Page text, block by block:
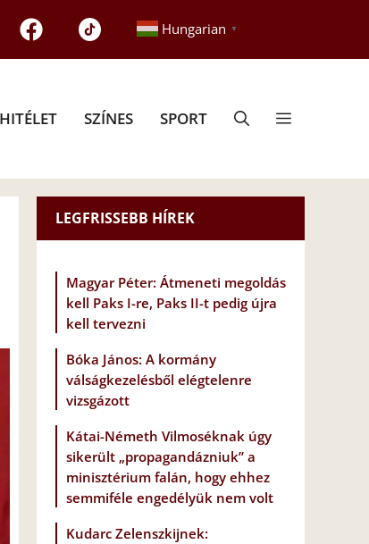
Hungarian ▼
HITÉLET SZÍNES SPORT
LEGFRISSEBB HÍREK
Magyar Péter: Átmeneti megoldás
kell Paks I-re, Paks II-t pedig újra
kell tervezni
Bóka János: A kormány
válságkezelésből elégtelenre
vizsgázott
Kátai-Németh Vilmoséknak úgy
sikerült „propagandázniuk” a
minisztérium falán, hogy ehhez
semmiféle engedélyük nem volt
Kudarc Zelenszkijnek: